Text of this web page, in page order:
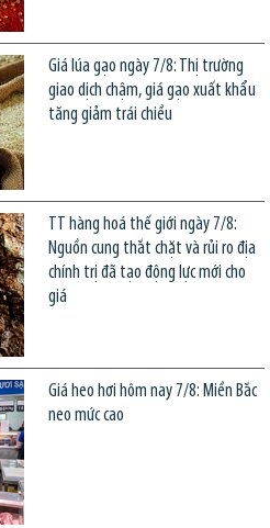
Giá lúa gạo ngày 7/8: Thị trường
giao dịch chậm, giá gạo xuất khẩu
tăng giảm trái chiều
TT hàng hoá thế giới ngày 7/8:
Nguồn cung thắt chặt và rủi ro địa
chính trị đã tạo động lực mới cho
giá
Giá heo hơi hôm nay 7/8: Miền Bắc
neo mức cao